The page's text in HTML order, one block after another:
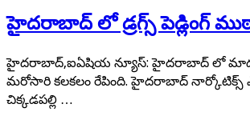
హైదరాబాద్ లో డ్రగ్స్ పెడ్లింగ్
హైదరాబాద్,ఐఏషియ న్యూస్: హైదరాబాద్ లో
మరోసారి కలకలం రేపింది. హైదరాబాద్ నార్కోటిక్స్
చిక్కడపల్లి …